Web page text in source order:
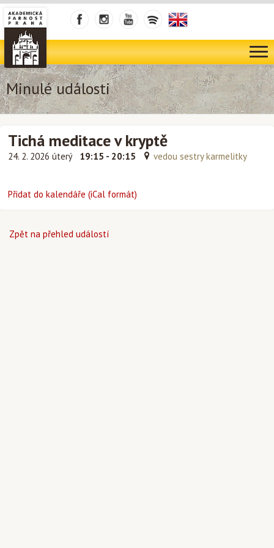
Minulé události
Tichá meditace v kryptě
24. 2. 2026 úterý 19:15 - 20:15 vedou sestry karmelitky
Přidat do kalendáře (iCal formát)
Zpět na přehled událostí